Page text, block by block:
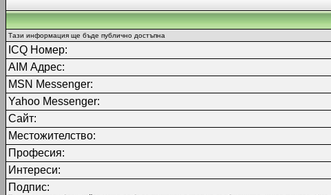
Тази информация ще бъде публично достъпна
ICQ Номер:
AIM Адрес:
MSN Messenger:
Yahoo Messenger:
Сайт:
Местожителство:
Професия:
Интереси:
Подпис: